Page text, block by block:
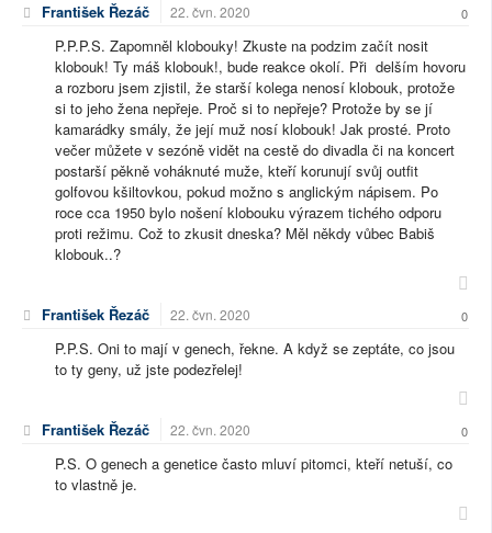
František Řezáč 22. čvn. 2020 0
P.P.P.S. Zapomněl klobouky! Zkuste na podzim začít nosit
klobouk! Ty máš klobouk!, bude reakce okolí. Při delším hovoru
a rozboru jsem zjistil, že starší kolega nenosí klobouk, protože
si to jeho žena nepřeje. Proč si to nepřeje? Protože by se jí
kamarádky smály, že její muž nosí klobouk! Jak prosté. Proto
večer můžete v sezóně vidět na cestě do divadla či na koncert
postarší pěkně voháknuté muže, kteří korunují svůj outfit
golfovou kšiltovkou, pokud možno s anglickým nápisem. Po
roce cca 1950 bylo nošení klobouku výrazem tichého odporu
proti režimu. Což to zkusit dneska? Měl někdy vůbec Babiš
klobouk..?
František Řezáč 22. čvn. 2020 0
P.P.S. Oni to mají v genech, řekne. A když se zeptáte, co jsou
to ty geny, už jste podezřelej!
František Řezáč 22. čvn. 2020 0
P.S. O genech a genetice často mluví pitomci, kteří netuší, co
to vlastně je.